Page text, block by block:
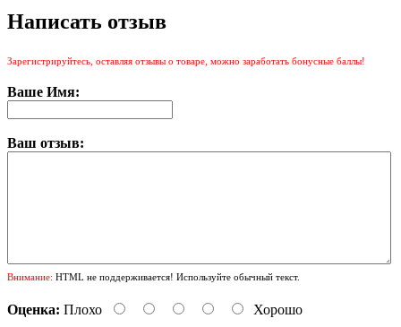
Написать отзыв
Зарегистрируйтесь, оставляя отзывы о товаре, можно заработать бонусные баллы!
Ваше Имя:
Ваш отзыв:
Внимание: HTML не поддерживается! Используйте обычный текст.
Оценка: Плохо Хорошо